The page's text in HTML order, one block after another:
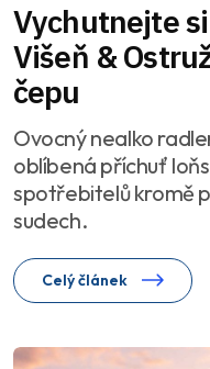
Vychutnejte
Višeň &
čepu
Ovocný nealko
oblíbená příchuť
spotřebitelů kromě
sudech.
Celý článek